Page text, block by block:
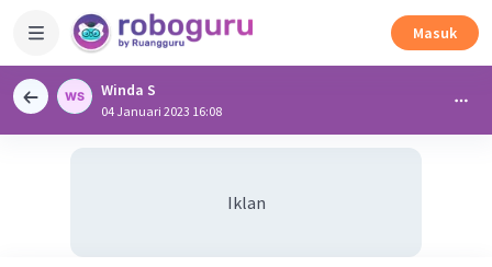
Masuk
Winda S
04 Januari 2023 16:08
Iklan